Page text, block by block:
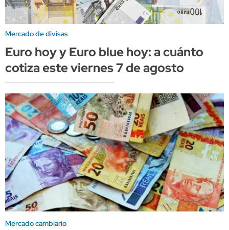
Mercado de divisas
Euro hoy y Euro blue hoy: a cuánto
cotiza este viernes 7 de agosto
Mercado cambiario